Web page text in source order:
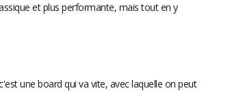
et plus performante, mais tout en y
une board qui va vite, avec laquelle on peut